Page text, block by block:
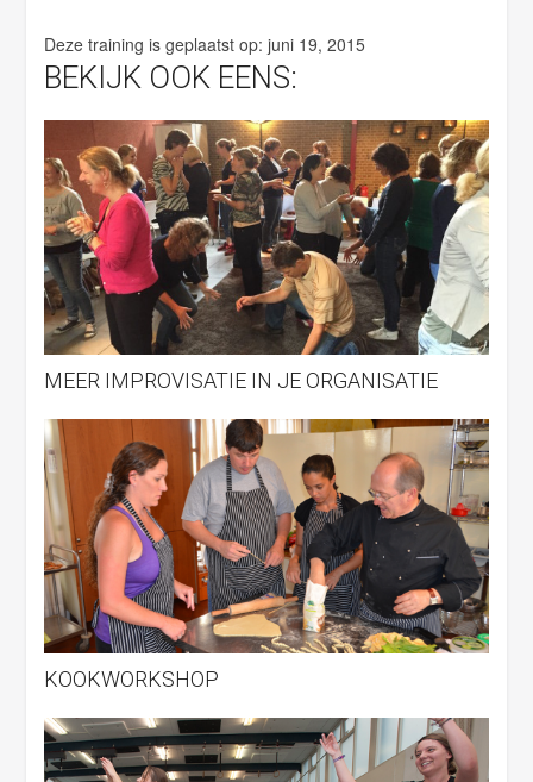
Deze training is geplaatst op:juni 19, 2015
BEKIJK OOK EENS:
MEER IMPROVISATIE IN JE ORGANISATIE
KOOKWORKSHOP